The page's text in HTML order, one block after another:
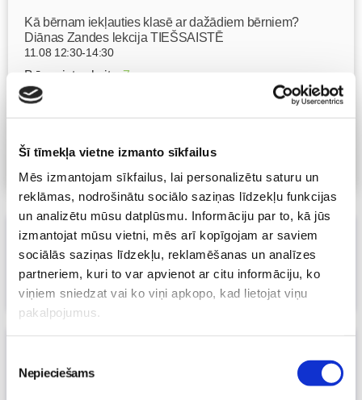
Šī tīmekļa vietne izmanto sīkfailus
Mēs izmantojam sīkfailus, lai personalizētu saturu un
reklāmas, nodrošinātu sociālo saziņas līdzekļu funkcijas
un analizētu mūsu datplūsmu. Informāciju par to, kā jūs
izmantojat mūsu vietni, mēs arī kopīgojam ar saviem
sociālās saziņas līdzekļu, reklamēšanas un analīzes
partneriem, kuri to var apvienot ar citu informāciju, ko
viņiem sniedzat vai ko viņi apkopo, kad lietojat viņu
pakalpojumus.
izvēle
Nepieciešams
Kā bērnam iekļauties klasē ar dažādiem bērniem?
Diānas Zandes lekcija TIEŠSAISTĒ
11.08 12:30-14:30
Brīvo vietu skaits: 7
VideoRECEPTE: Ukraiņu borščs
18. Dec 2024, 00:00
Māmiņu klubs